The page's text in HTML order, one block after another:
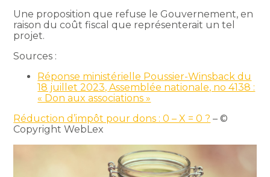
Une proposition que refuse le Gouvernement, en
raison du coût fiscal que représenterait un tel
projet.
Sources :
Réponse ministérielle Poussier-Winsback du
18 juillet 2023, Assemblée nationale, no 4138 :
« Don aux associations »
Réduction d’impôt pour dons : 0 – X = 0 ? – ©
Copyright WebLex